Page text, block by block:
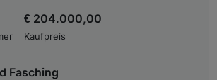
€ 204.000,00
Kaufpreis
Fasching